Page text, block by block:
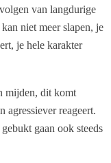
van langdurige
niet meer slapen, je
je hele karakter
mijden, dit komt
agressiever reageert.
gaan ook steeds